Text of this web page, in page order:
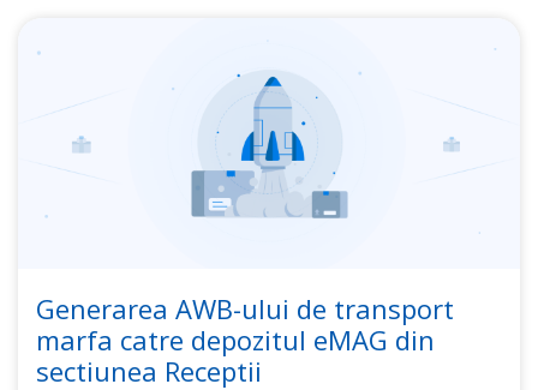
Generarea AWB-ului de transport
marfa catre depozitul eMAG din
sectiunea Receptii